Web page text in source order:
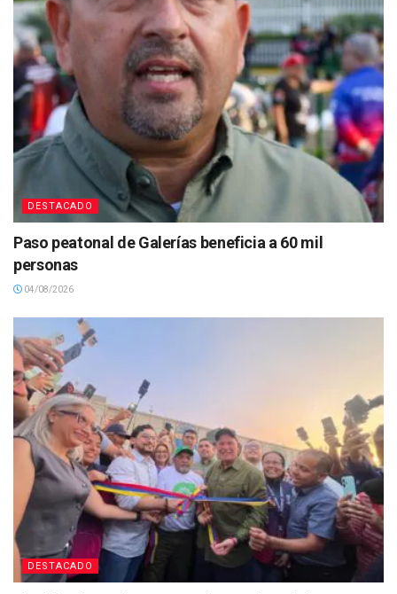
DESTACADO
Paso peatonal de Galerías beneficia a 60 mil
personas
04/08/2026
DESTACADO